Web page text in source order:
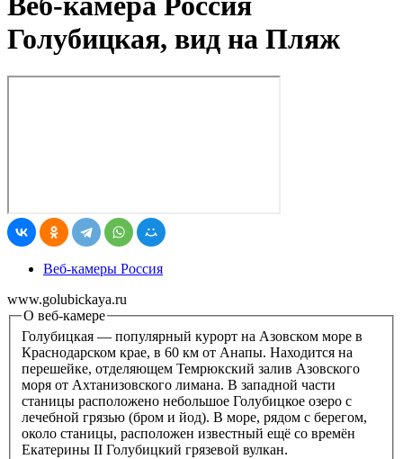
Голубицкая, вид на Пляж
Веб-камеры Россия
www.golubickaya.ru
О веб-камере
Голубицкая — популярный курорт на Азовском море в
Краснодарском крае, в 60 км от Анапы. Находится на
перешейке, отделяющем Темрюкский залив Азовского
моря от Ахтанизовского лимана. В западной части
станицы расположено небольшое Голубицкое озеро с
лечебной грязью (бром и йод). В море, рядом с берегом,
около станицы, расположен известный ещё со времён
Екатерины II Голубицкий грязевой вулкан.